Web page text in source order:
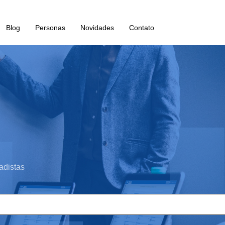
Blog Personas Novidades Contato